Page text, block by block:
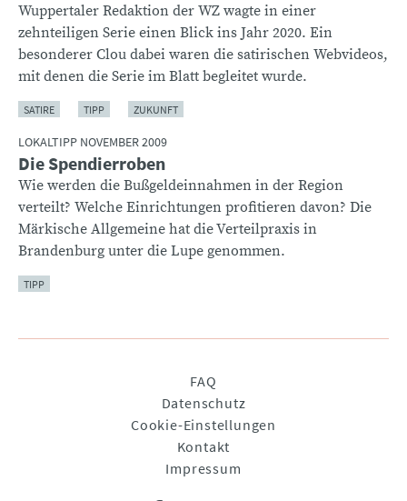
Wuppertaler Redaktion der WZ wagte in einer
zehnteiligen Serie einen Blick ins Jahr 2020. Ein
besonderer Clou dabei waren die satirischen Webvideos,
mit denen die Serie im Blatt begleitet wurde.
SATIRE TIPP ZUKUNFT
LOKALTIPP NOVEMBER 2009
Die Spendierroben
Wie werden die Bußgeldeinnahmen in der Region
verteilt? Welche Einrichtungen profitieren davon? Die
Märkische Allgemeine hat die Verteilpraxis in
Brandenburg unter die Lupe genommen.
TIPP
FAQ
Datenschutz
Cookie-Einstellungen
Kontakt
Impressum